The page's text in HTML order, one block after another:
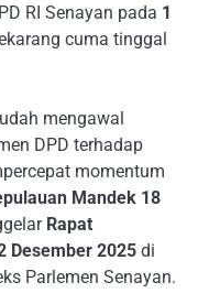
RI Senayan pada 1
cuma tinggal
mengawal
DPD terhadap
momentum
Mandek 18
Rapat
Desember 2025 di
Parlemen Senayan.